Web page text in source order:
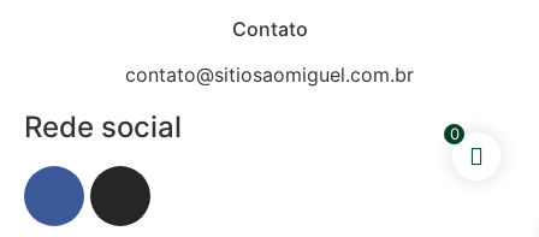
Contato
contato@sitiosaomiguel.com.br
Rede social 0